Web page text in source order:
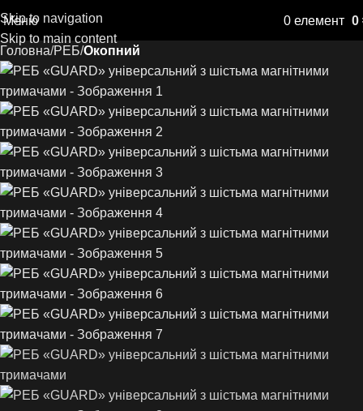
Skip to navigation
Skip to main content
Меню 0 елемент 0
Головна РЕБ Окопний